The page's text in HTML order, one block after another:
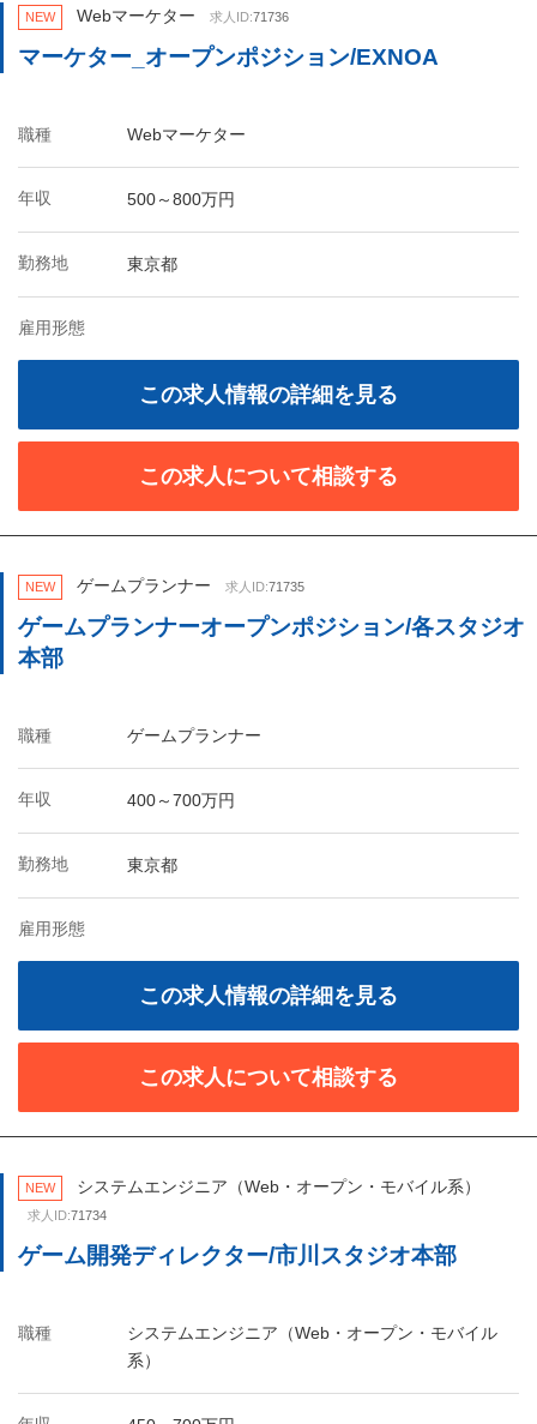
NEW Webマーケター 求人ID:71736
マーケター_オープンポジション/EXNOA
職種 Webマーケター
年収 500～800万円
勤務地 東京都
雇用形態
この求人情報の詳細を見る
この求人について相談する
NEW ゲームプランナー 求人ID:71735
ゲームプランナーオープンポジション/各スタジオ
本部
職種 ゲームプランナー
年収 400～700万円
勤務地 東京都
雇用形態
この求人情報の詳細を見る
この求人について相談する
NEW システムエンジニア（Web・オープン・モバイル系）
求人ID:71734
ゲーム開発ディレクター/市川スタジオ本部
職種
システムエンジニア（Web・オープン・モバイル
系）